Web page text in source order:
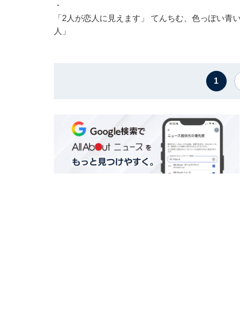
・
「2人が恋人に見えます」 てんちむ、色っぽい
人」
1